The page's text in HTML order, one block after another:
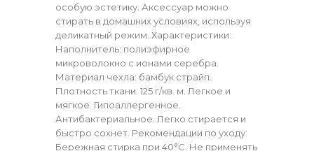
особую эстетику. Аксессуар можно
стирать в домашних условиях, используя
деликатный режим. Характеристики:
Наполнитель: полиэфирное
микроволокно с ионами серебра.
Материал чехла: бамбук страйп.
Плотность ткани: 125 г/кв. м. Легкое и
мягкое. Гипоаллергенное.
Антибактериальное. Легко стирается и
быстро сохнет. Рекомендации по уходу:
Бережная стирка при 40°C. Не применять